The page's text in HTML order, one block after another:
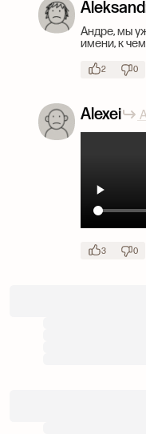
Андре, мы
имени, к
2 0
Alexei
3 0